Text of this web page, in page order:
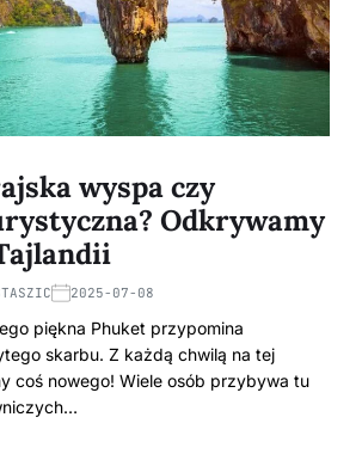
wyspa czy
Odkrywamy
2025-07-08
piękna Phuket przypomina
skarbu. Z każdą chwilą na tej
coś nowego! Wiele osób przybywa tu